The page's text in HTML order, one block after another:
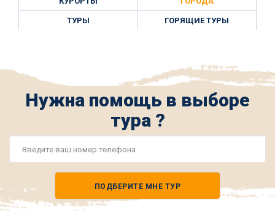
ТУРЫ ГОРЯЩИЕ ТУРЫ
Нужна помощь в выборе
тура ?
ПОДБЕРИТЕ МНЕ ТУР